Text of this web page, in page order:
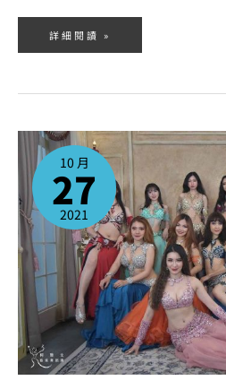
詳細閱讀 »
10 月
27
2021
【活
動
預
告】
們
參
加
2021.10.30
門
青
祭
耳
其
肚
皮
舞
演
活
動